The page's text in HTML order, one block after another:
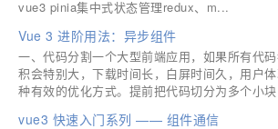
vue3 pinia集中式状态管理redux、m...
Vue 3 进阶用法：异步组件
一、代码分割一个大型前端应用，如果所有代
积会特别大，下载时间长，白屏时间久，用户
种有效的优化方式。提前把代码切分为多个小
vue3 快速入门系列 —— 组件通信